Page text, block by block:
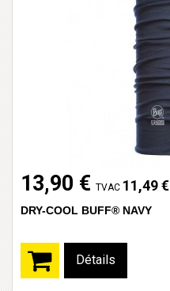
13,90 € TVAC 11,49 €
DRY-COOL BUFF® NAVY
Détails